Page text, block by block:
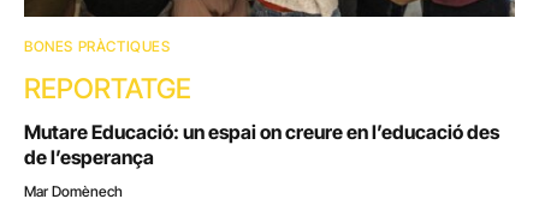
BONES PRÀCTIQUES
REPORTATGE
Mutare Educació: un espai on creure en l’educació des
de l’esperança
Mar Domènech